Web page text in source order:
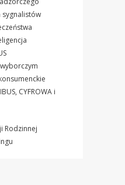
sygnalistów
CYFROWA i
Rodzinnej